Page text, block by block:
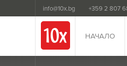
info@10x.bg +359 2 807
НАЧАЛО